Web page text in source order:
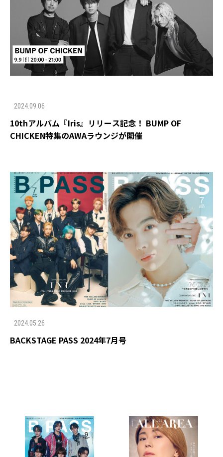
2024.09.06
10thアルバム『Iris』リリース記念！ BUMP OF
CHICKEN特集のAWAラウンジが開催
2024.05.26
BACKSTAGE PASS 2024年7月号